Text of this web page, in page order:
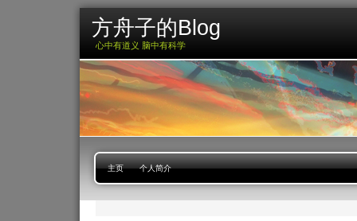
方舟子的Blog
心中有道义 脑中有科学
主页 个人简介